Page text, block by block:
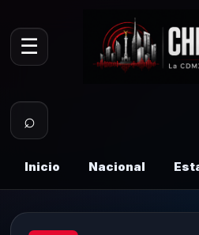
☰
⌕
Inicio Nacional